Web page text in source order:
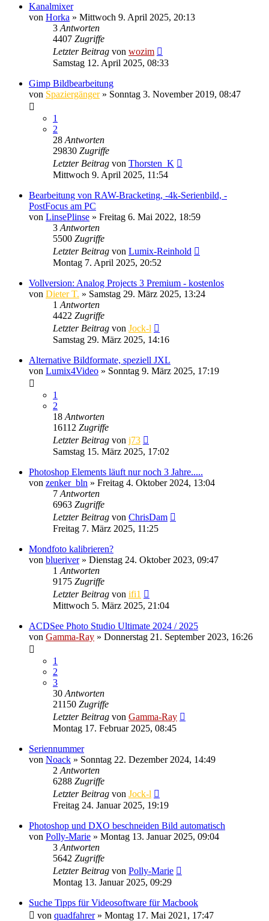
Kanalmixer
von Horka » Mittwoch 9. April 2025, 20:13
3 Antworten
4407 Zugriffe
Letzter Beitrag von wozim
Samstag 12. April 2025, 08:33
Gimp Bildbearbeitung
von Spaziergänger» Sonntag 3. November 2019, 08:47
1
2
28 Antworten
29830 Zugriffe
Letzter Beitrag von Thorsten_K
Mittwoch 9. April 2025, 11:54
Bearbeitung von RAW-Bracketing, -4k-Serienbild, -
PostFocus am PC
von LinsePlinse » Freitag 6. Mai 2022, 18:59
3 Antworten
5500 Zugriffe
Letzter Beitrag von Lumix-Reinhold
Montag 7. April 2025, 20:52
Vollversion: Analog Projects 3 Premium - kostenlos
von Dieter T. » Samstag 29. März 2025, 13:24
1 Antworten
4422 Zugriffe
Letzter Beitrag von Jock-l
Samstag 29. März 2025, 14:16
Alternative Bildformate, speziell JXL
von Lumix4Video » Sonntag 9. März 2025, 17:19
1
2
18 Antworten
16112 Zugriffe
Letzter Beitrag von j73
Samstag 15. März 2025, 17:02
Photoshop Elements läuft nur noch 3 Jahre.....
von zenker_bln » Freitag 4. Oktober 2024, 13:04
7 Antworten
6963 Zugriffe
Letzter Beitrag von ChrisDam
Freitag 7. März 2025, 11:25
Mondfoto kalibrieren?
von blueriver» Dienstag 24. Oktober 2023, 09:47
1 Antworten
9175 Zugriffe
Letzter Beitrag von ifi1
Mittwoch 5. März 2025, 21:04
ACDSee Photo Studio Ultimate 2024 / 2025
von Gamma-Ray » Donnerstag 21. September 2023, 16:26
1
2
3
30 Antworten
21150 Zugriffe
Letzter Beitrag von Gamma-Ray
Montag 17. Februar 2025, 08:45
Seriennummer
von Noack » Sonntag 22. Dezember 2024, 14:49
2 Antworten
6288 Zugriffe
Letzter Beitrag von Jock-l
Freitag 24. Januar 2025, 19:19
Photoshop und DXO beschneiden Bild automatisch
von Polly-Marie » Montag 13. Januar 2025, 09:04
3 Antworten
5642 Zugriffe
Letzter Beitrag von Polly-Marie
Montag 13. Januar 2025, 09:29
Suche Tipps für Videosoftware für Macbook
von quadfahrer» Montag 17. Mai 2021, 17:47